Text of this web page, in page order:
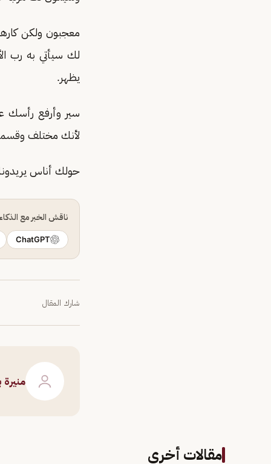
معجبون ولكن
لك سيأتي به رب
يظهر.
سير وأرفع رأسك
لأنك مختلف
حولك أناس
ناقش الخبر مع
ChatGPT
شارك المقال
مقالات أخرى